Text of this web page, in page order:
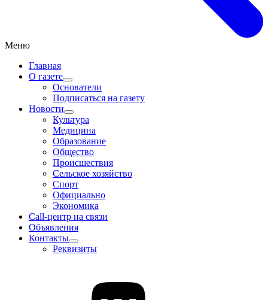
Меню
Главная
О газете
Основатели
Подписаться на газету
Новости
Культура
Медицина
Образование
Общество
Происшествия
Сельское хозяйство
Спорт
Официально
Экономика
Call-центр на связи
Объявления
Контакты
Реквизиты